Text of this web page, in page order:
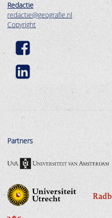
Redactie
redactie@geografie.nl
Copyright
Partners